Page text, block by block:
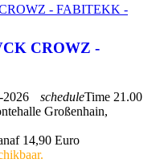
CROWZ -
2026 scheduleTime 21.00
Großenhain,
14,90 Euro